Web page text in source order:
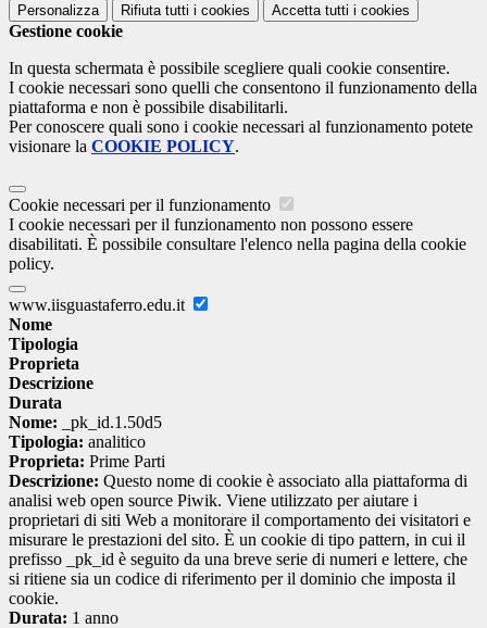
Personalizza Rifiuta tutti i cookies Accetta tutti i cookies
Gestione cookie
In questa schermata è possibile scegliere quali cookie consentire.
I cookie necessari sono quelli che consentono il funzionamento della
piattaforma e non è possibile disabilitarli.
Per conoscere quali sono i cookie necessari al funzionamento potete
visionare la COOKIE POLICY.
Cookie necessari per il funzionamento
I cookie necessari per il funzionamento non possono essere
disabilitati. È possibile consultare l'elenco nella pagina della cookie
policy.
www.iisguastaferro.edu.it
Nome
Tipologia
Proprieta
Descrizione
Durata
Nome: _pk_id.1.50d5
Tipologia: analitico
Proprieta: Prime Parti
Descrizione: Questo nome di cookie è associato alla piattaforma di
analisi web open source Piwik. Viene utilizzato per aiutare i
proprietari di siti Web a monitorare il comportamento dei visitatori e
misurare le prestazioni del sito. È un cookie di tipo pattern, in cui il
prefisso _pk_id è seguito da una breve serie di numeri e lettere, che
si ritiene sia un codice di riferimento per il dominio che imposta il
cookie.
Durata: 1 anno